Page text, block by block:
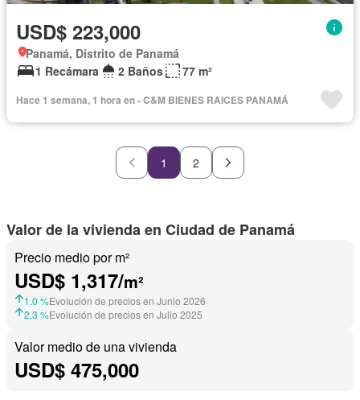
USD$ 223,000
Panamá, Distrito de Panamá
1 Recámara
2 Baños 77 m²
Hace 1 semana, 1 hora en - C&M BIENES RAICES PANAMÁ
1 2
Valor de la vivienda en Ciudad de Panamá
Precio medio por m²
USD$ 1,317/m²
1.0 %Evolución de precios en Junio 2026
2.3 %Evolución de precios en Julio 2025
Valor medio de una vivienda
USD$ 475,000